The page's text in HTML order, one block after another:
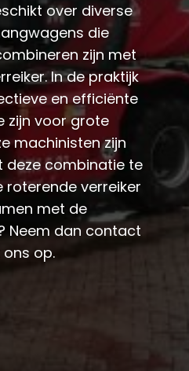
over diverse
die
zijn met
In de praktijk
en efficiënte
zijn voor grote
machinisten zijn
deze combinatie te
roterende verreiker
met de
Neem dan contact
op.